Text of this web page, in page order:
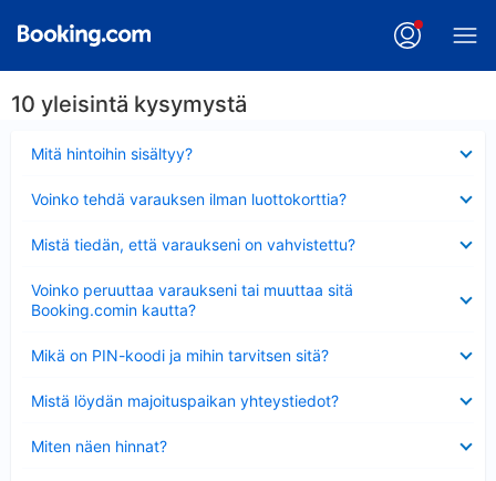
10 yleisintä kysymystä
Mitä hintoihin sisältyy?
Voinko tehdä varauksen ilman luottokorttia?
Mistä tiedän, että varaukseni on vahvistettu?
Voinko peruuttaa varaukseni tai muuttaa sitä
Booking.comin kautta?
Mikä on PIN-koodi ja mihin tarvitsen sitä?
Mistä löydän majoituspaikan yhteystiedot?
Miten näen hinnat?